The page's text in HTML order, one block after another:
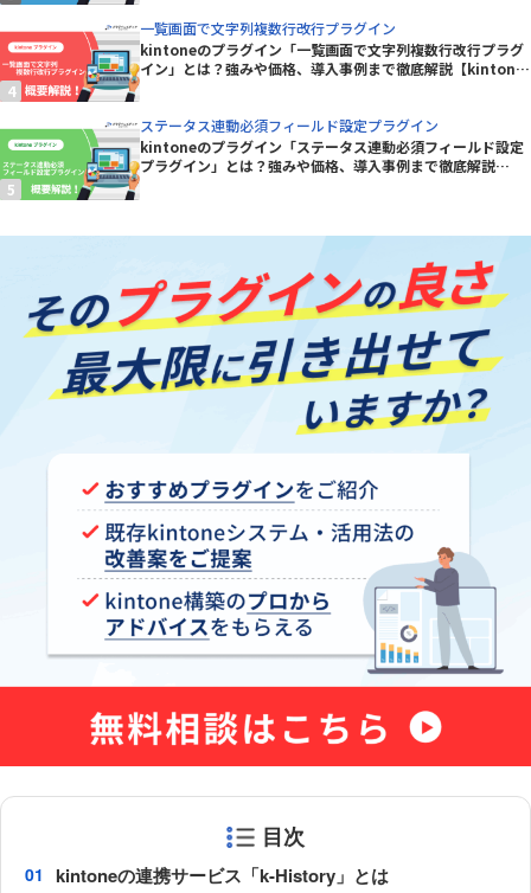
一覧画面で文字列複数行改行プラグイン
kintoneのプラグイン「一覧画面で文字列複数行改行プラグ
イン」とは？強みや価格、導入事例まで徹底解説【kintone
ステータス連動必須フィールド設定プラグイン
kintoneのプラグイン「ステータス連動必須フィールド設定
プラグイン」とは？強みや価格、導入事例まで徹底解説
目次
kintoneの連携サービス「k-History」とは